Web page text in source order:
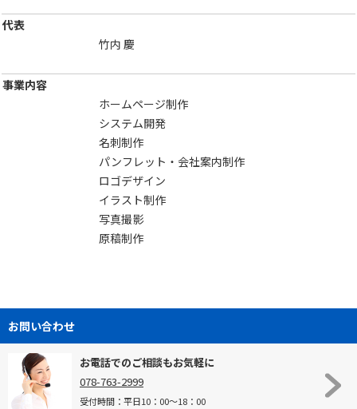
代表
竹内 慶
事業内容
ホームページ制作
システム開発
名刺制作
パンフレット・会社案内制作
ロゴデザイン
イラスト制作
写真撮影
原稿制作
お問い合わせ
お電話でのご相談もお気軽に
078-763-2999
受付時間：平日10：00～18：00